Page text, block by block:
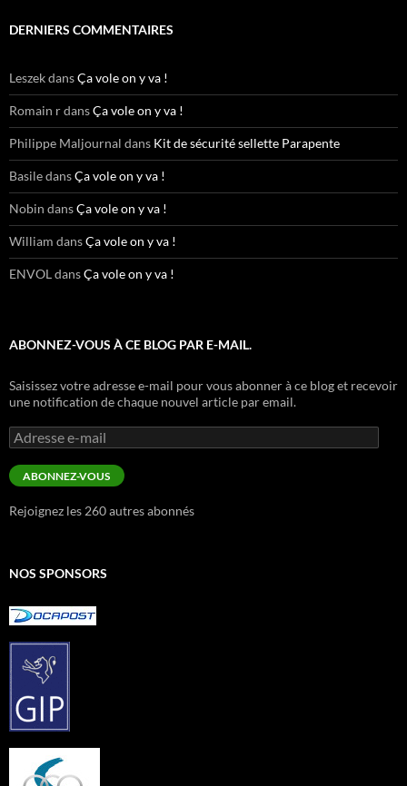
DERNIERS COMMENTAIRES
LeszekdansÇa vole on y va !
Romain rdansÇa vole on y va !
Philippe Maljournal dans Kit de sécurité sellette Parapente
BasiledansÇa vole on y va !
Nobin dansÇa vole on y va !
William dansÇa vole on y va !
ENVOL dansÇa vole on y va !
ABONNEZ-VOUS À CE BLOG PAR E-MAIL.
Saisissez votre adresse e-mail pour vous abonner à ce blog et recevoir
une notification de chaque nouvel article par email.
Adresse
e-
mail
ABONNEZ-VOUS
Rejoignez les 260 autres abonnés
NOS SPONSORS